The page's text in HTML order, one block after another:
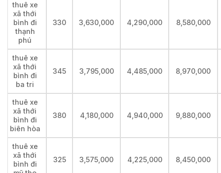
thuê xe
xã thới
bình đi
thạnh
phú
330 3,630,000 4,290,000 8,580,000
thuê xe
xã thới
bình đi
ba tri
345 3,795,000 4,485,000 8,970,000
thuê xe
xã thới
bình đi
biên hòa
380 4,180,000 4,940,000 9,880,000
thuê xe
xã thới
bình đi
325 3,575,000 4,225,000 8,450,000